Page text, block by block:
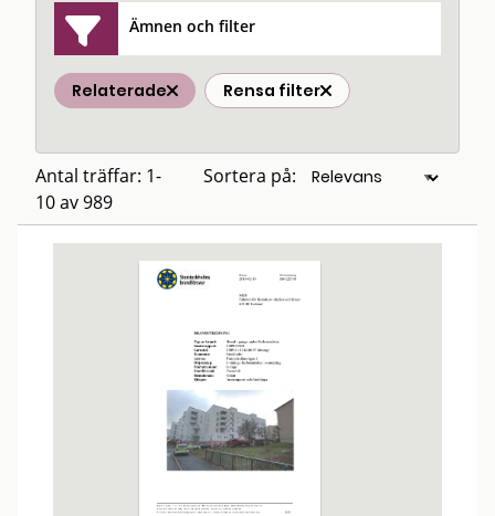
Ämnen och filter
Relaterade Rensa filter
Antal träffar: 1-
10 av 989
Sortera på: